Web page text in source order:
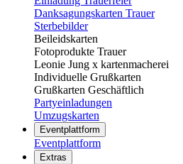
Danksagungskarten Trauer
Sterbebilder
Beileidskarten
Fotoprodukte Trauer
Leonie Jung x kartenmacherei
Individuelle Grußkarten
Grußkarten Geschäftlich
Partyeinladungen
Umzugskarten
Eventplattform
Eventplattform
Extras